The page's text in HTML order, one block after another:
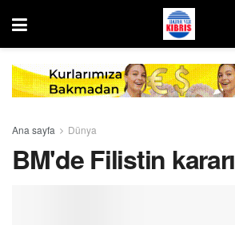
Ana sayfa Dünya
BM'de Filistin kararı